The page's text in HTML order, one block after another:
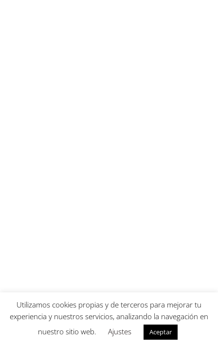
Utilizamos cookies propias y de terceros para mejorar tu
experiencia y nuestros servicios, analizando la navegación en
nuestro sitio web.
Ajustes Aceptar